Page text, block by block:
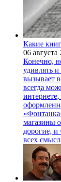
Какие
06 августа
Конечно,
удивлять
вызывает
всегда
магазины
дорогие, и
всех